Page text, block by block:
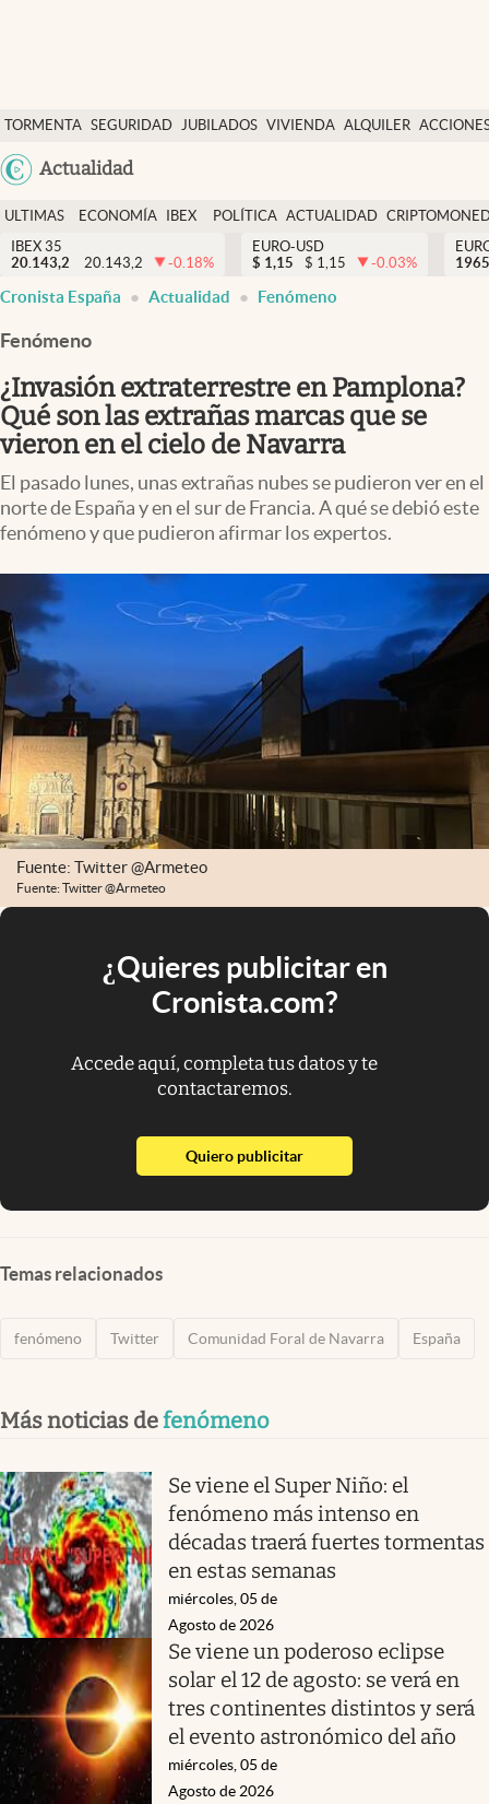
TORMENTA SEGURIDAD JUBILADOS VIVIENDA ALQUILER
Actualidad
Economía y finanzas
Política
Actualidad
Criptomonedas
España
ULTIMAS
NOTICIAS
ECONOMÍA
FINANZAS
IBEX
EURO
POLÍTICA ACTUALIDAD
IBEX 35
20.143,2
20.143,2 -0.18%
EURO-USD
$ 1,15 $ 1,15 -0.03%
Cronista España Actualidad Fenómeno
Fenómeno
¿Invasión extraterrestre en Pamplona?
Qué son las extrañas marcas que se
vieron en el cielo de Navarra
El pasado lunes, unas extrañas nubes se pudieron ver en el
norte de España y en el sur de Francia. A qué se debió este
fenómeno y que pudieron afirmar los expertos.
Fuente: Twitter @Armeteo
Fuente: Twitter @Armeteo
¿Quieres publicitar en
Cronista.com?
Accede aquí, completa tus datos y te
contactaremos.
Quiero publicitarabre en nueva pestaña
Temas relacionados
fenómeno Twitter Comunidad Foral de Navarra España
Más noticias defenómeno
Se viene el Super Niño: el
fenómeno más intenso en
décadas traerá fuertes tormentas
en estas semanas
miércoles, 05 de
Agosto de 2026
Se viene un poderoso eclipse
solar el 12 de agosto: se verá en
tres continentes distintos y será
el evento astronómico del año
miércoles, 05 de
Agosto de 2026